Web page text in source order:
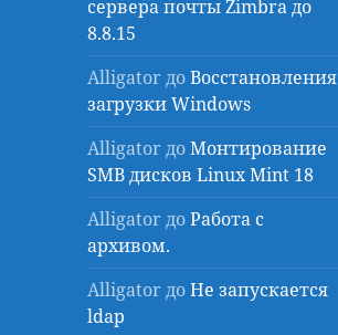
сервера почты Zimbra до
8.8.15
Alligator доВосстановления
загрузки Windows
Alligator доМонтирование
SMB дисков Linux Mint 18
Alligator доРабота с
архивом.
Alligator доНе запускается
ldap